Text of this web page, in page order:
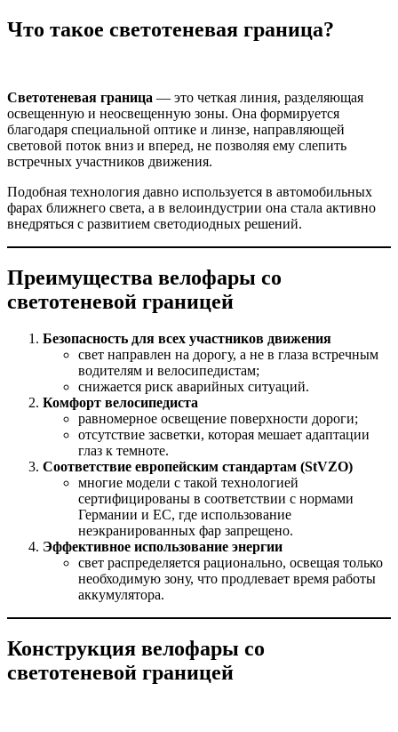
Что такое светотеневая граница?
Светотеневая граница — это четкая линия, разделяющая
освещенную и неосвещенную зоны. Она формируется
благодаря специальной оптике и линзе, направляющей
световой поток вниз и вперед, не позволяя ему слепить
встречных участников движения.
Подобная технология давно используется в автомобильных
фарах ближнего света, а в велоиндустрии она стала активно
внедряться с развитием светодиодных решений.
Преимущества велофары со
светотеневой границей
Безопасность для всех участников движения
свет направлен на дорогу, а не в глаза встречным
водителям и велосипедистам;
снижается риск аварийных ситуаций.
Комфорт велосипедиста
равномерное освещение поверхности дороги;
отсутствие засветки, которая мешает адаптации
глаз к темноте.
Соответствие европейским стандартам (StVZO)
многие модели с такой технологией
сертифицированы в соответствии с нормами
Германии и ЕС, где использование
неэкранированных фар запрещено.
Эффективное использование энергии
свет распределяется рационально, освещая только
необходимую зону, что продлевает время работы
аккумулятора.
Конструкция велофары со
светотеневой границей